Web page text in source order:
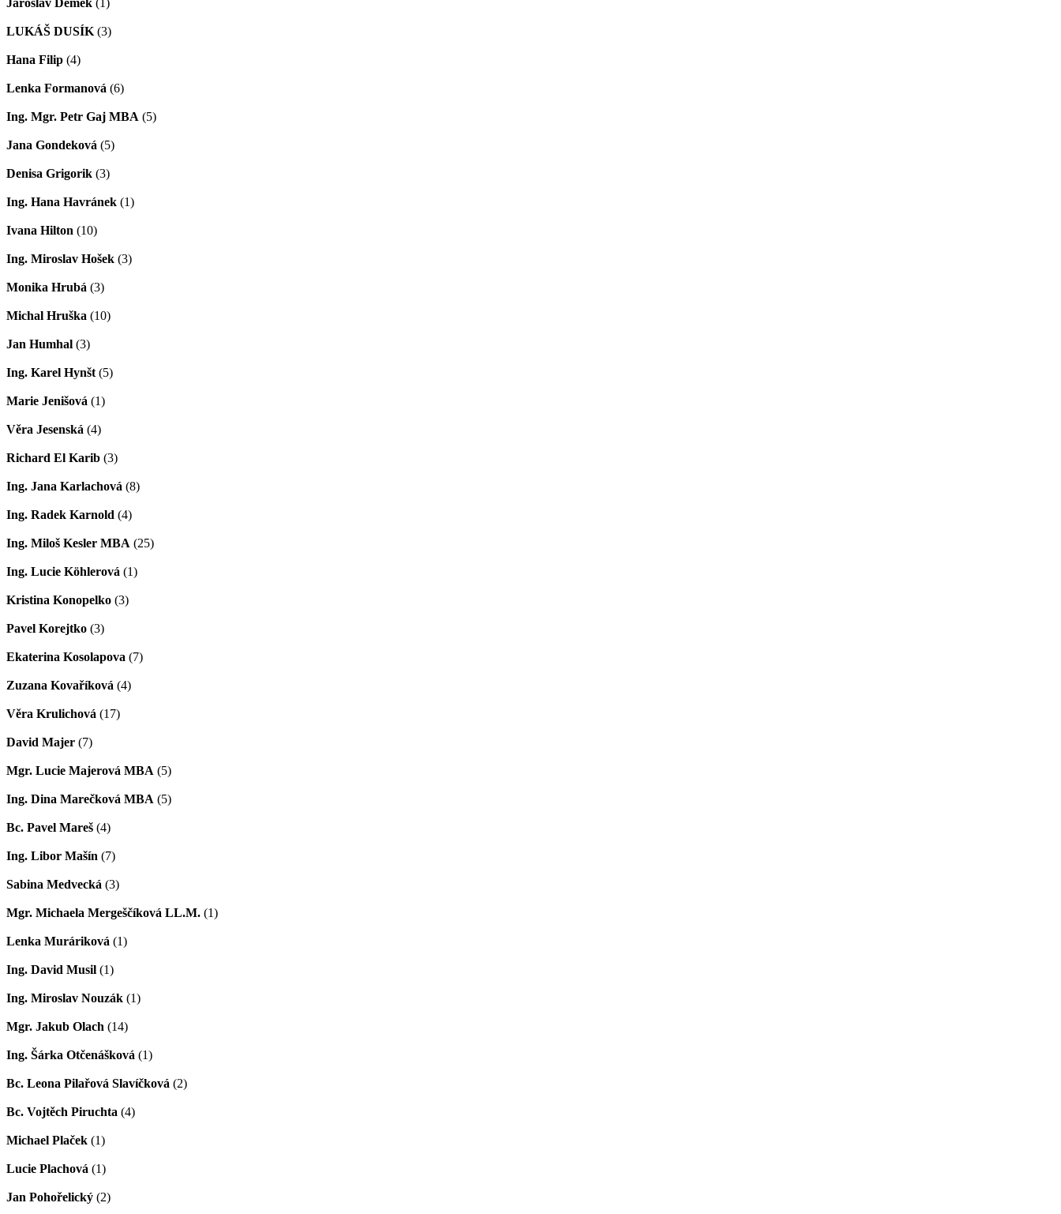
LUKÁŠ DUSÍK (3)
Hana Filip (4)
Lenka Formanová (6)
Ing. Mgr. Petr Gaj MBA (5)
Jana Gondeková (5)
Denisa Grigorik (3)
Ing. Hana Havránek (1)
Ivana Hilton (10)
Ing. Miroslav Hošek (3)
Monika Hrubá (3)
Michal Hruška (10)
Jan Humhal (3)
Ing. Karel Hynšt (5)
Marie Jenišová (1)
Věra Jesenská (4)
Richard El Karib (3)
Ing. Jana Karlachová (8)
Ing. Radek Karnold (4)
Ing. Miloš Kesler MBA (25)
Ing. Lucie Köhlerová (1)
Kristina Konopelko (3)
Pavel Korejtko (3)
Ekaterina Kosolapova (7)
Zuzana Kovaříková (4)
Věra Krulichová (17)
David Majer (7)
Mgr. Lucie Majerová MBA (5)
Ing. Dina Marečková MBA (5)
Bc. Pavel Mareš (4)
Ing. Libor Mašín (7)
Sabina Medvecká (3)
Mgr. Michaela Mergeščíková LL.M. (1)
Lenka Muráriková (1)
Ing. David Musil (1)
Ing. Miroslav Nouzák (1)
Mgr. Jakub Olach (14)
Ing. Šárka Otčenášková (1)
Bc. Leona Pilařová Slavíčková (2)
Bc. Vojtěch Piruchta (4)
Michael Plaček (1)
Lucie Plachová (1)
Jan Pohořelický (2)